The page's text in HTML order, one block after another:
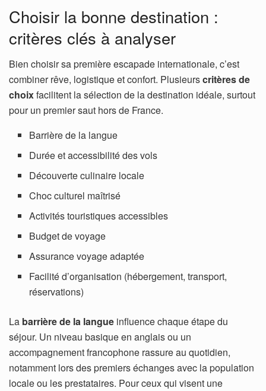
Choisir la bonne destination :
critères clés à analyser
Bien choisir sa première escapade internationale, c’est
combiner rêve, logistique et confort. Plusieurscritères de
choixfacilitent la sélection de la destination idéale, surtout
pour un premier saut hors de France.
Barrière de la langue
Durée et accessibilité des vols
Découverte culinaire locale
Choc culturel maîtrisé
Activités touristiques accessibles
Budget de voyage
Assurance voyage adaptée
Facilité d’organisation (hébergement, transport,
réservations)
La barrière de la langue influence chaque étape du
séjour. Un niveau basique en anglais ou un
accompagnement francophone rassure au quotidien,
notamment lors des premiers échanges avec la population
locale ou les prestataires. Pour ceux qui visent une